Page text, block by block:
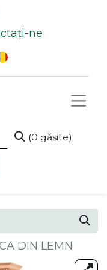
ne
(0 găsite)
DIN LEMN